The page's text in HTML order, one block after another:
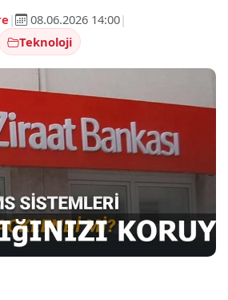
| 08.06.2026 14:00|
Teknoloji